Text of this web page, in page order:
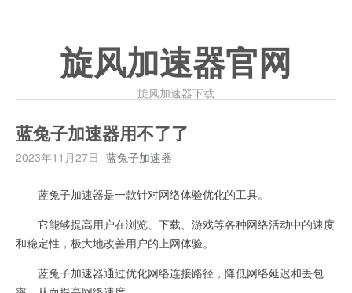
旋风加速器官网
旋风加速器下载
蓝兔子加速器用不了了
2023年11月27日 蓝兔子加速器
蓝兔子加速器是一款针对网络体验优化的工具。
它能够提高用户在浏览、下载、游戏等各种网络活动中的速度
和稳定性，极大地改善用户的上网体验。
蓝兔子加速器通过优化网络连接路径，降低网络延迟和丢包